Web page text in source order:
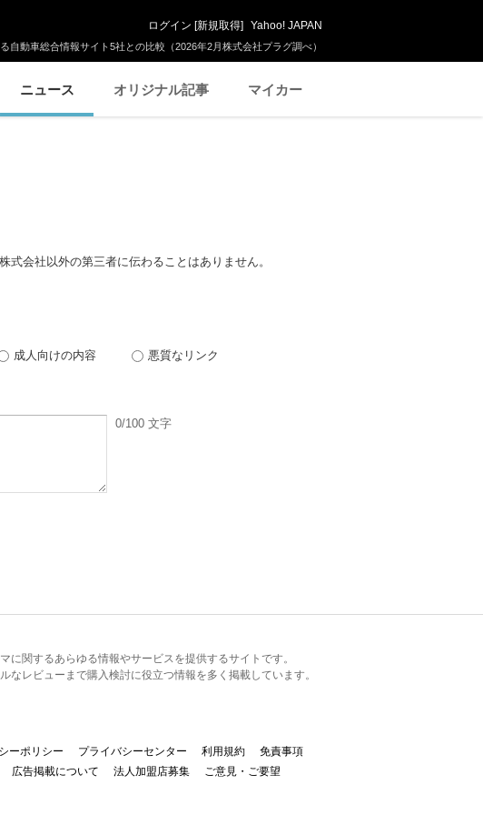
自動車総合情報サイト5社との比較（2026年2月株式会社プラグ調べ）
ログイン [新規取得] Yahoo! JAPAN
ニュース オリジナル記事 マイカー
会社以外の第三者に伝わることはありません。
成人向けの内容
悪質なリンク
0/100 文字
関するあらゆる情報やサービスを提供するサイトです。
レビューまで購入検討に役立つ情報を多く掲載しています。
ーポリシー プライバシーセンター 利用規約
免責事項
広告掲載について 法人加盟店募集
ご意見・ご要望